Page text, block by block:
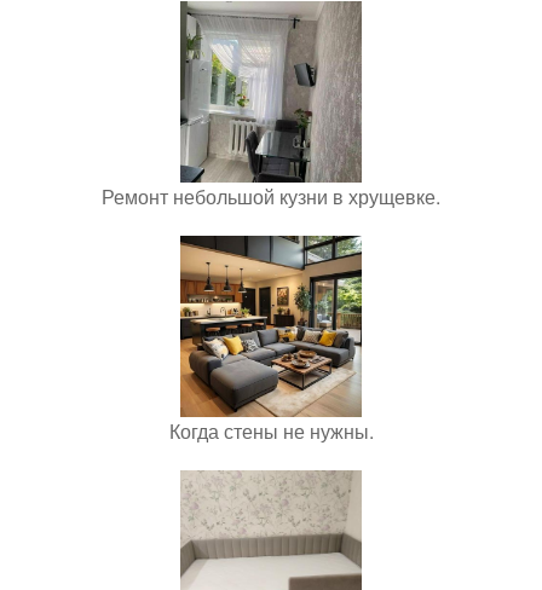
Ремонт небольшой кузни в хрущевке.
Когда стены не нужны.